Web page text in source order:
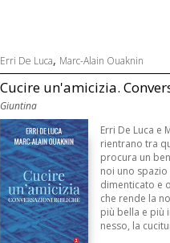
Erri De Luca, Marc-Alain Ouaknin
Cucire un'amicizia.
Giuntina
Erri De Luca e
rientrano tra
procura un
noi uno
dimenticato e
che rende la
più bella e più
nesso, la